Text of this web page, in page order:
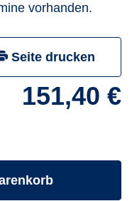
vorhanden.
Seite drucken
151,40 €